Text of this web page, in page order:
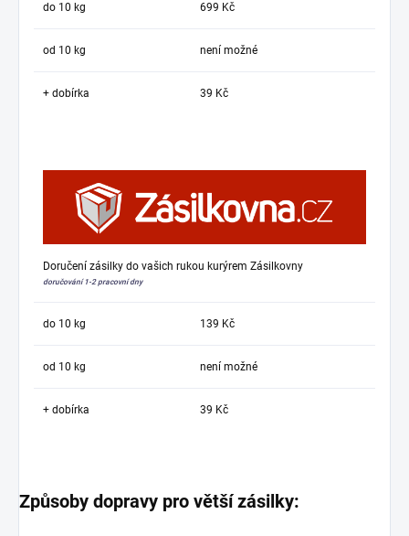
do 10 kg 699 Kč
od 10 kg není možné
+ dobírka 39 Kč
Doručení zásilky do vašich rukou kurýrem Zásilkovny
doručování 1-2 pracovní dny
do 10 kg 139 Kč
od 10 kg není možné
+ dobírka 39 Kč
Způsoby dopravy pro větší zásilky: